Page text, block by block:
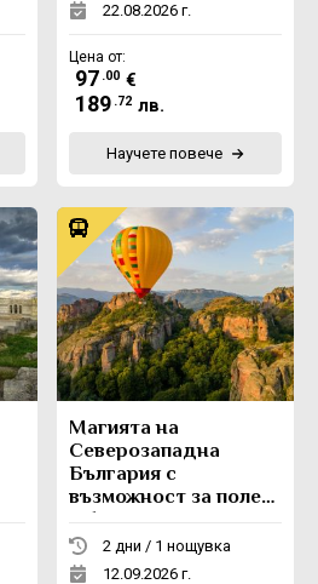
22.08.2026 г.
Цена от:
97 .00 €
189 .72 лв.
Научете повече
Магията на
Северозападна
България с
възможност за полет
с балон
2 дни / 1 нощувка
12.09.2026 г.